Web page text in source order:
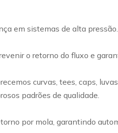
em sistemas de alta pressão.
o retorno do fluxo e
curvas, tees, caps,
padrões de qualidade.
por mola, garantindo